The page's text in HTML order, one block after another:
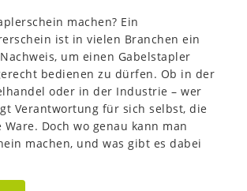
machen? Ein
ist in vielen Branchen ein
um einen Gabelstapler
bedienen zu dürfen. Ob in der
oder in der Industrie – wer
Verantwortung für sich selbst, die
Doch wo genau kann man
machen, und was gibt es dabei